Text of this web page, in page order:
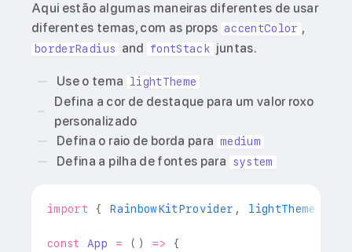
Aqui estão algumas maneiras diferentes de usar
diferentes temas, com as props accentColor ,
borderRadius and fontStack juntas.
Use o tema lightTheme
Defina a cor de destaque para um valor roxo
personalizado
Defina o raio de borda para medium
Defina a pilha de fontes para system
import { RainbowKitProvider , lightTheme
const App = ( ) =>
{